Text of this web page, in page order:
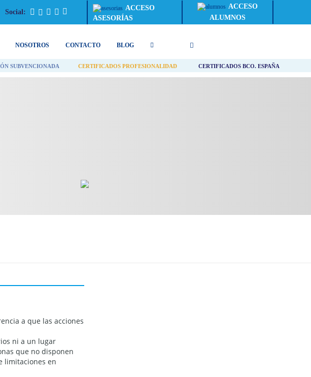
Social:
ACCESO
ASESORÍAS
ACCESO
ALUMNOS
NOSOTROS CONTACTO BLOG
SUBVENCIONADA CERTIFICADOS PROFESIONALIDAD CERTIFICADOS BCO. ESPAÑA
a que las acciones
ni a un lugar
que no disponen
limitaciones en